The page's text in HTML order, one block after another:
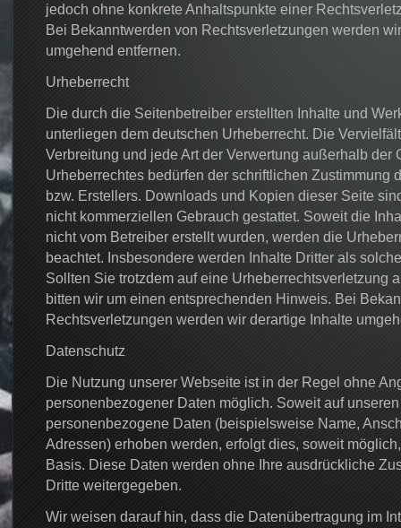
jedoch ohne konkrete Anhaltspunkte einer
Bei Bekanntwerden von Rechtsverletzungen werden
umgehend entfernen.
Urheberrecht
Die durch die Seitenbetreiber erstellten Inhalte und
unterliegen dem deutschen Urheberrecht. Die
Verbreitung und jede Art der Verwertung außerhalb der
Urheberrechtes bedürfen der schriftlichen Zustimmung
bzw. Erstellers. Downloads und Kopien dieser Seite
nicht kommerziellen Gebrauch gestattet. Soweit die
nicht vom Betreiber erstellt wurden, werden die
beachtet. Insbesondere werden Inhalte Dritter als
Sollten Sie trotzdem auf eine Urheberrechtsverletzung
bitten wir um einen entsprechenden Hinweis. Bei
Rechtsverletzungen werden wir derartige Inhalte
Datenschutz
Die Nutzung unserer Webseite ist in der Regel ohne
personenbezogener Daten möglich. Soweit auf
personenbezogene Daten (beispielsweise Name,
Adressen) erhoben werden, erfolgt dies, soweit
Basis. Diese Daten werden ohne Ihre ausdrückliche
Dritte weitergegeben.
Wir weisen darauf hin, dass die Datenübertragung im